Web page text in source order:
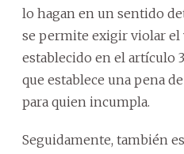
lo hagan en un sentido
se permite exigir violar el
establecido en el artículo
que establece una pena
para quien incumpla.
Seguidamente, también